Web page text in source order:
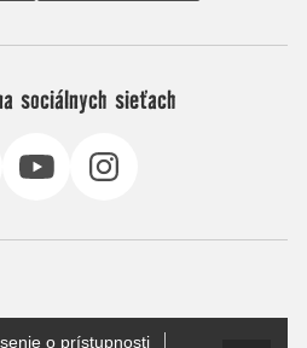
sociálnych sieťach
o prístupnosti